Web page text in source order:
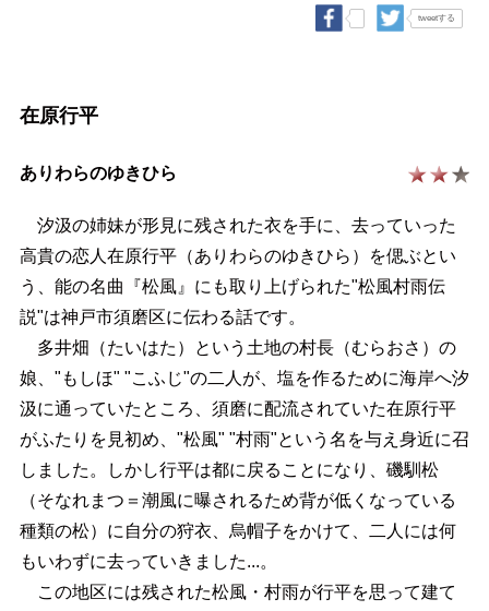
tweetする
在原行平
ありわらのゆきひら
汐汲の姉妹が形見に残された衣を手に、去っていった
高貴の恋人在原行平（ありわらのゆきひら）を偲ぶとい
う、能の名曲『松風』にも取り上げられた"松風村雨伝
説"は神戸市須磨区に伝わる話です。
多井畑（たいはた）という土地の村長（むらおさ）の
娘、"もしほ" "こふじ"の二人が、塩を作るために海岸へ汐
汲に通っていたところ、須磨に配流されていた在原行平
がふたりを見初め、"松風" "村雨"という名を与え身近に召
しました。しかし行平は都に戻ることになり、磯馴松
（そなれまつ＝潮風に曝されるため背が低くなっている
種類の松）に自分の狩衣、烏帽子をかけて、二人には何
もいわずに去っていきました...。
この地区には残された松風・村雨が行平を思って建て